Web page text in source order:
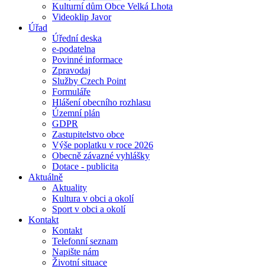
Kulturní dům Obce Velká Lhota
Videoklip Javor
Úřad
Úřední deska
e-podatelna
Povinné informace
Zpravodaj
Služby Czech Point
Formuláře
Hlášení obecního rozhlasu
Územní plán
GDPR
Zastupitelstvo obce
Výše poplatku v roce 2026
Obecně závazné vyhlášky
Dotace - publicita
Aktuálně
Aktuality
Kultura v obci a okolí
Sport v obci a okolí
Kontakt
Kontakt
Telefonní seznam
Napište nám
Životní situace